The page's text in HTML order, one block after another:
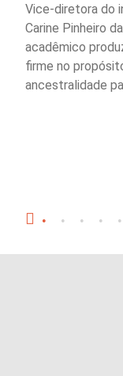
Vice-diretora do
Carine Pinheiro
acadêmico
firme no
ancestralidade